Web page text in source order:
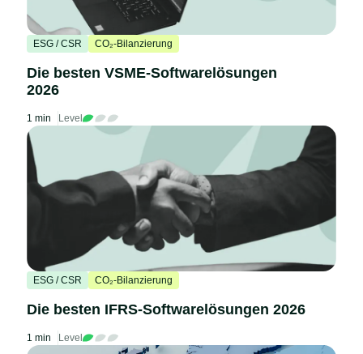
ESG / CSR CO₂-Bilanzierung
Die besten VSME-Softwarelösungen
2026
1 min Level
ESG / CSR CO₂-Bilanzierung
Die besten IFRS-Softwarelösungen 2026
1 min Level